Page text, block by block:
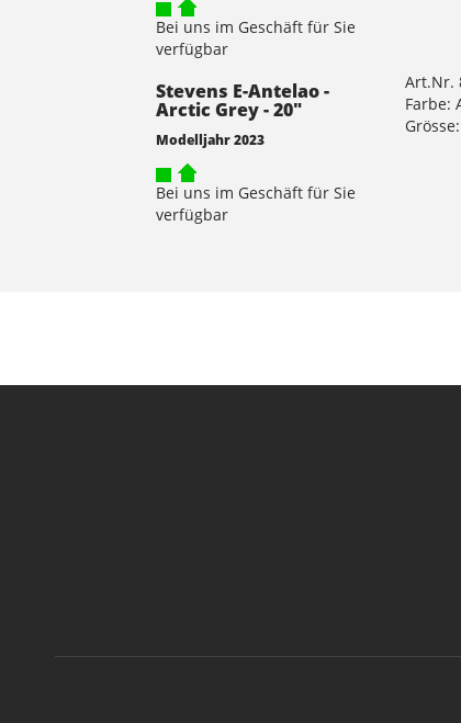
Bei uns im Geschäft für Sie
verfügbar
Stevens E-Antelao -
Arctic Grey - 20"
Modelljahr 2023
Bei uns im Geschäft für Sie
verfügbar
Art.Nr.
Farbe: